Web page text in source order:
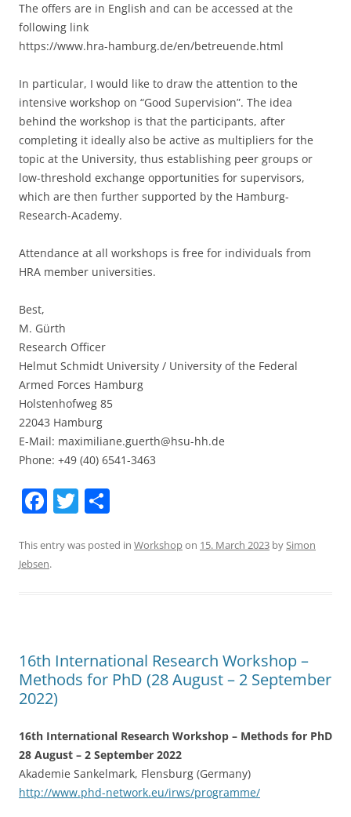
The offers are in English and can be accessed at the
following link
https://www.hra-hamburg.de/en/betreuende.html
In particular, I would like to draw the attention to the
intensive workshop on “Good Supervision”. The idea
behind the workshop is that the participants, after
completing it ideally also be active as multipliers for the
topic at the University, thus establishing peer groups or
low-threshold exchange opportunities for supervisors,
which are then further supported by the Hamburg-
Research-Academy.
Attendance at all workshops is free for individuals from
HRA member universities.
Best,
M. Gürth
Research Officer
Helmut Schmidt University / University of the Federal
Armed Forces Hamburg
Holstenhofweg 85
22043 Hamburg
E-Mail: maximiliane.guerth@hsu-hh.de
Phone: +49 (40) 6541-3463
F
c
e
o
k
T
itt ar
This entry was posted in Workshopon 15. March 2023 bySimon
Jebsen.
16th International Research Workshop –
Methods for PhD (28 August – 2 September
2022)
16th International Research Workshop – Methods for PhD
28 August – 2 September 2022
Akademie Sankelmark, Flensburg (Germany)
http://www.phd-network.eu/irws/programme/